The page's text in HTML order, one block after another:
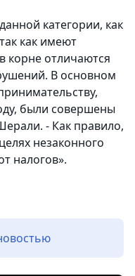
категории, как
как имеют
корне отличаются
В основном
были совершены
- Как правило,
незаконного
налогов».